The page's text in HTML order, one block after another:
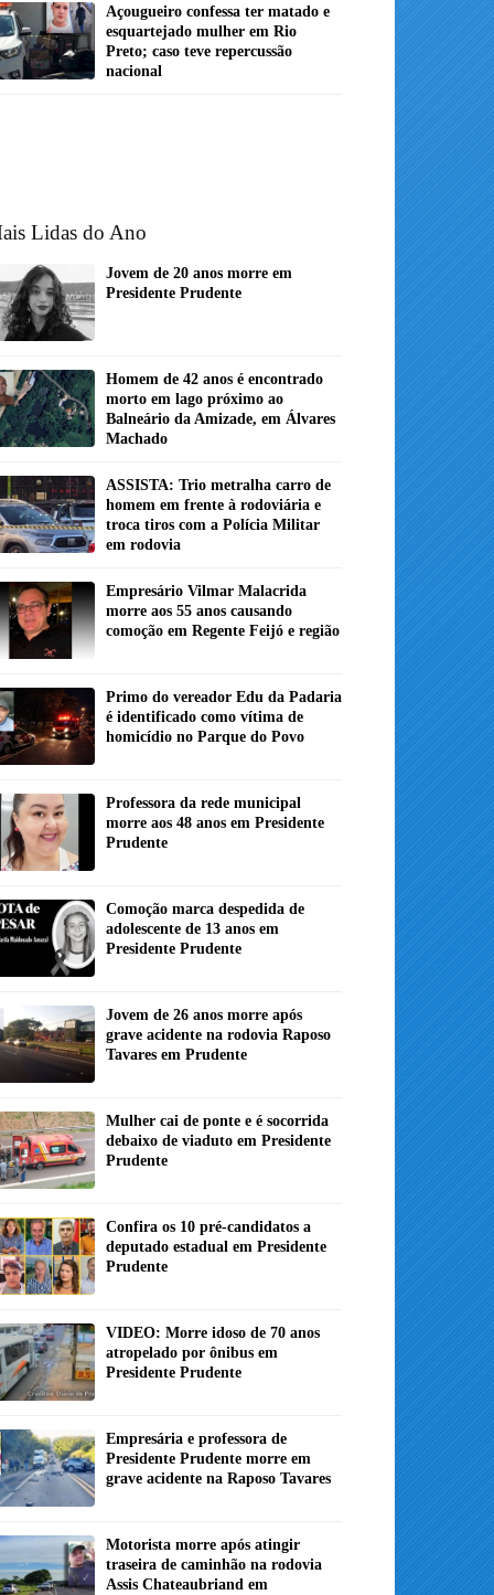
Açougueiro confessa ter matado e
esquartejado mulher em Rio
Preto; caso teve repercussão
nacional
Lidas do Ano
Jovem de 20 anos morre em
Presidente Prudente
Homem de 42 anos é encontrado
morto em lago próximo ao
Balneário da Amizade, em Álvares
Machado
ASSISTA: Trio metralha carro de
homem em frente à rodoviária e
troca tiros com a Polícia Militar
em rodovia
Empresário Vilmar Malacrida
morre aos 55 anos causando
comoção em Regente Feijó e região
Primo do vereador Edu da Padaria
é identificado como vítima de
homicídio no Parque do Povo
Professora da rede municipal
morre aos 48 anos em Presidente
Prudente
Comoção marca despedida de
adolescente de 13 anos em
Presidente Prudente
Jovem de 26 anos morre após
grave acidente na rodovia Raposo
Tavares em Prudente
Mulher cai de ponte e é socorrida
debaixo de viaduto em Presidente
Prudente
Confira os 10 pré-candidatos a
deputado estadual em Presidente
Prudente
VIDEO: Morre idoso de 70 anos
atropelado por ônibus em
Presidente Prudente
Empresária e professora de
Presidente Prudente morre em
grave acidente na Raposo Tavares
Motorista morre após atingir
traseira de caminhão na rodovia
Assis Chateaubriand em